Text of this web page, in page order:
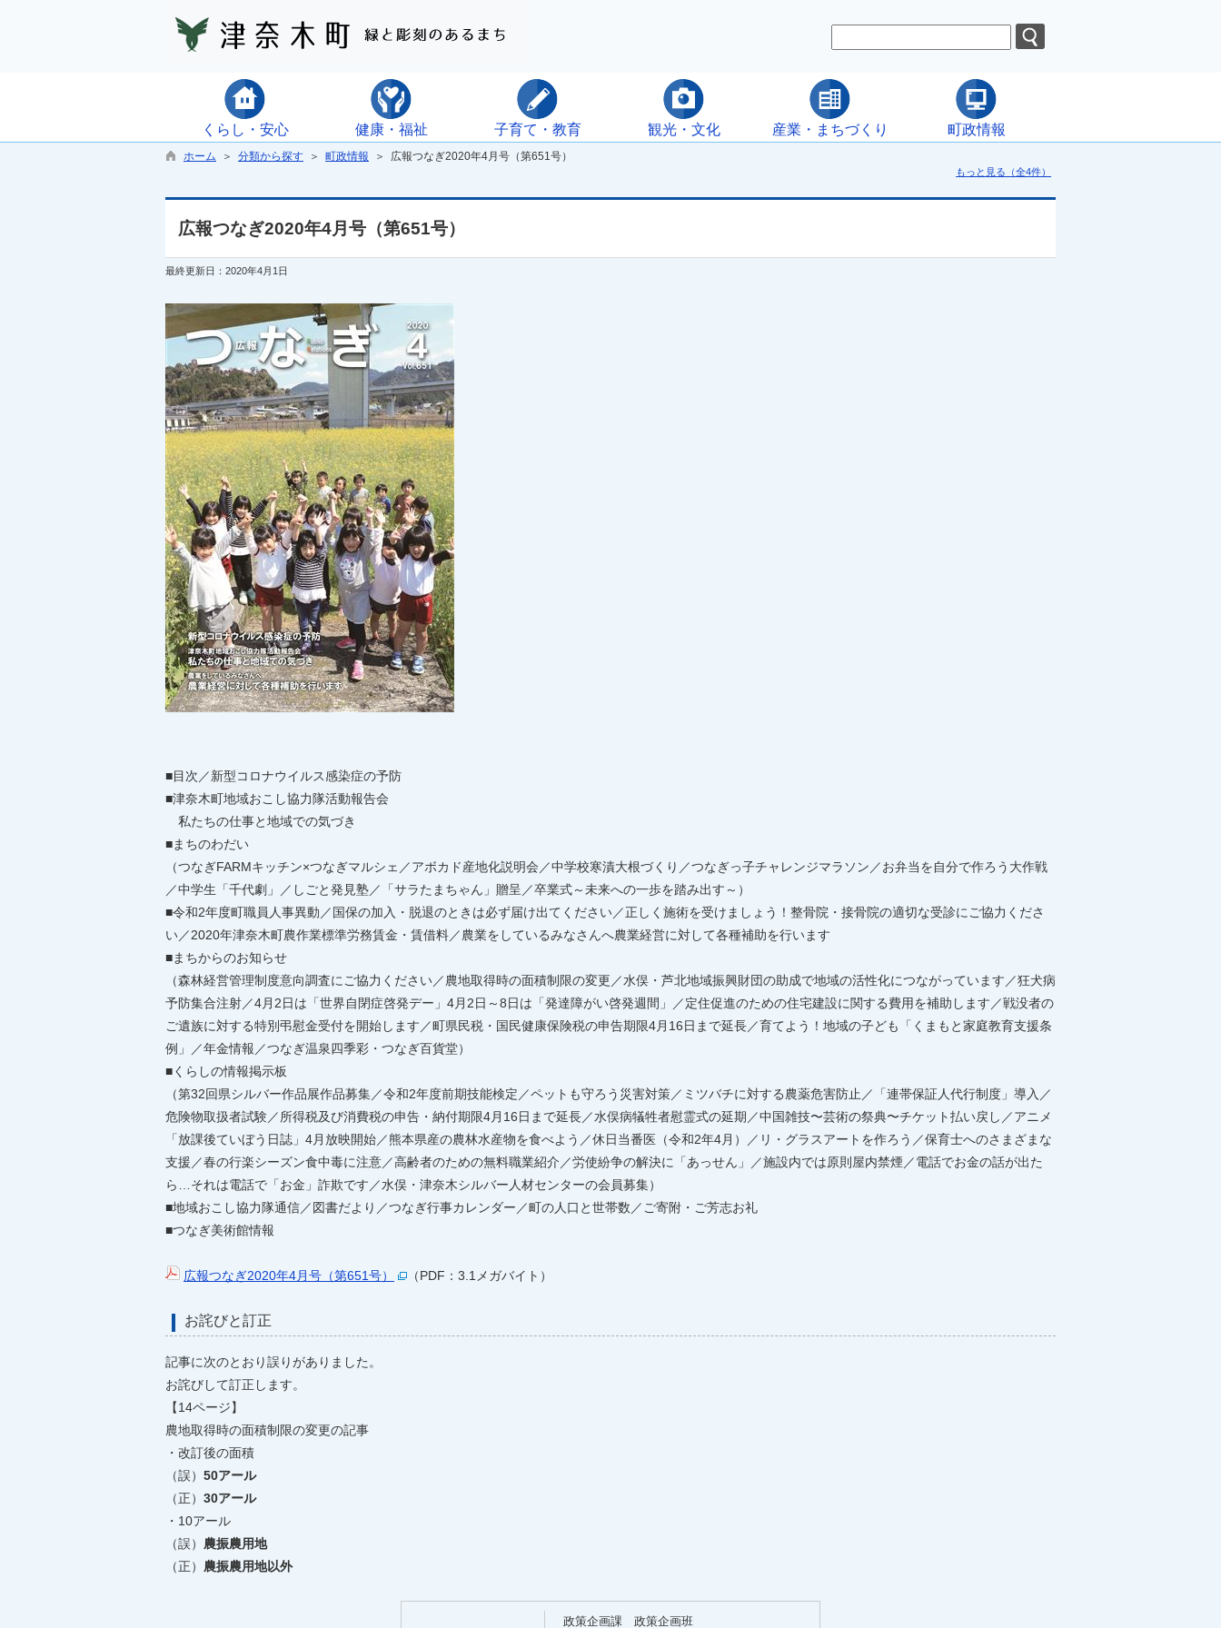
くらし・安心 健康・福祉 子育て・教育 観光・文化 産業・まちづくり 町政情報
ホーム ＞ 分類から探す ＞ 町政情報 ＞ 広報つなぎ2020年4月号（第651号）
もっと見る（全4件）
広報つなぎ2020年4月号（第651号）
最終更新日：2020年4月1日
■目次／新型コロナウイルス感染症の予防
■津奈木町地域おこし協力隊活動報告会
私たちの仕事と地域での気づき
■まちのわだい
（つなぎFARMキッチン×つなぎマルシェ／アボカド産地化説明会／中学校寒漬大根づくり／つなぎっ子チャレンジマラソン／お弁当を自分で作ろう大作戦
／中学生「千代劇」／しごと発見塾／「サラたまちゃん」贈呈／卒業式～未来への一歩を踏み出す～）
■令和2年度町職員人事異動／国保の加入・脱退のときは必ず届け出てください／正しく施術を受けましょう！整骨院・接骨院の適切な受診にご協力くださ
い／2020年津奈木町農作業標準労務賃金・賃借料／農業をしているみなさんへ農業経営に対して各種補助を行います
■まちからのお知らせ
（森林経営管理制度意向調査にご協力ください／農地取得時の面積制限の変更／水俣・芦北地域振興財団の助成で地域の活性化につながっています／狂犬病
予防集合注射／4月2日は「世界自閉症啓発デー」4月2日～8日は「発達障がい啓発週間」／定住促進のための住宅建設に関する費用を補助します／戦没者の
ご遺族に対する特別弔慰金受付を開始します／町県民税・国民健康保険税の申告期限4月16日まで延長／育てよう！地域の子ども「くまもと家庭教育支援条
例」／年金情報／つなぎ温泉四季彩・つなぎ百貨堂）
■くらしの情報掲示板
（第32回県シルバー作品展作品募集／令和2年度前期技能検定／ペットも守ろう災害対策／ミツバチに対する農薬危害防止／「連帯保証人代行制度」導入／
危険物取扱者試験／所得税及び消費税の申告・納付期限4月16日まで延長／水俣病犠牲者慰霊式の延期／中国雑技〜芸術の祭典〜チケット払い戻し／アニメ
「放課後ていぼう日誌」4月放映開始／熊本県産の農林水産物を食べよう／休日当番医（令和2年4月）／リ・グラスアートを作ろう／保育士へのさまざまな
支援／春の行楽シーズン食中毒に注意／高齢者のための無料職業紹介／労使紛争の解決に「あっせん」／施設内では原則屋内禁煙／電話でお金の話が出た
ら…それは電話で「お金」詐欺です／水俣・津奈木シルバー人材センターの会員募集）
■地域おこし協力隊通信／図書だより／つなぎ行事カレンダー／町の人口と世帯数／ご寄附・ご芳志お礼
■つなぎ美術館情報
広報つなぎ2020年4月号（第651号） （PDF：3.1メガバイト）
お詫びと訂正
記事に次のとおり誤りがありました。
お詫びして訂正します。
【14ページ】
農地取得時の面積制限の変更の記事
・改訂後の面積
（誤） 50アール
（正） 30アール
・10アール
（誤） 農振農用地
（正） 農振農用地以外
政策企画課 政策企画班